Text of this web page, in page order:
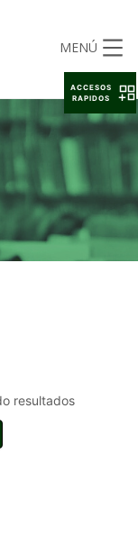
MENÚ
resultados
ACCESOS
RAPIDOS